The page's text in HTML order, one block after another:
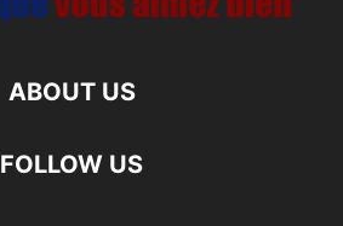
ABOUT US
FOLLOW US